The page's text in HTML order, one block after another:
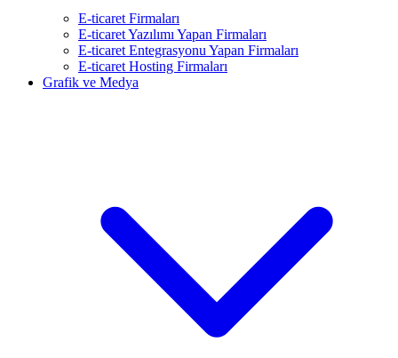
E-ticaret Firmaları
E-ticaret Yazılımı Yapan Firmaları
E-ticaret Entegrasyonu Yapan Firmaları
E-ticaret Hosting Firmaları
Grafik ve Medya